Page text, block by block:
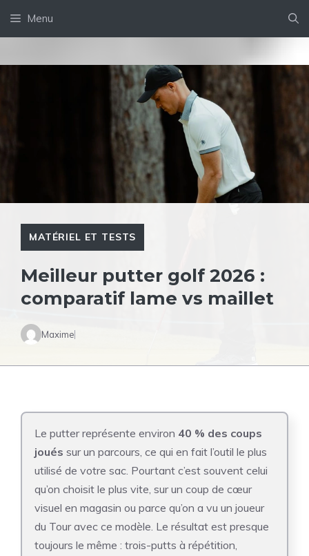
Menu
MATÉRIEL ET TESTS
Meilleur putter golf 2026 :
comparatif lame vs maillet
Maxime
Le putter représente environ 40 % des coups
joués sur un parcours, ce qui en fait l’outil le plus
utilisé de votre sac. Pourtant c’est souvent celui
qu’on choisit le plus vite, sur un coup de cœur
visuel en magasin ou parce qu’on a vu un joueur
du Tour avec ce modèle. Le résultat est presque
toujours le même : trois-putts à répétition,